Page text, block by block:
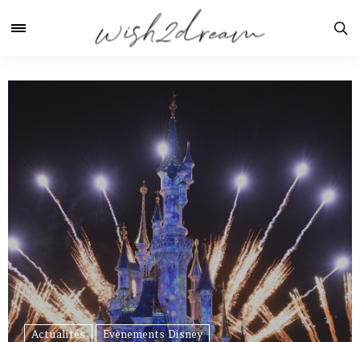
Actualités
Evènements Disney